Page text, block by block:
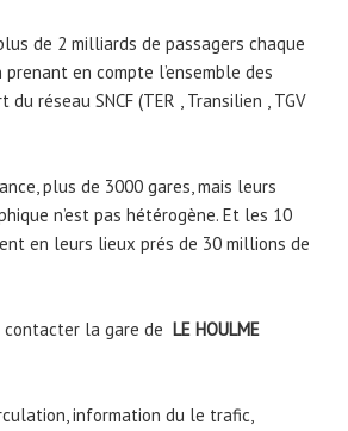
de 2 milliards de passagers chaque
en compte l’ensemble des
réseau SNCF (TER , Transilien , TGV
plus de 3000 gares, mais leurs
n’est pas hétérogène. Et les 10
en leurs lieux prés de 30 millions de
contacter la gare de LE HOULME
information du le trafic,